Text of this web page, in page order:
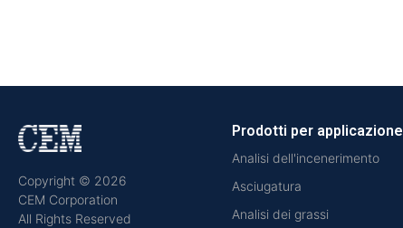
Copyright © 2026
CEM Corporation
All Rights Reserved
Prodotti per applicazione
Analisi dell'incenerimento
Asciugatura
Analisi dei grassi